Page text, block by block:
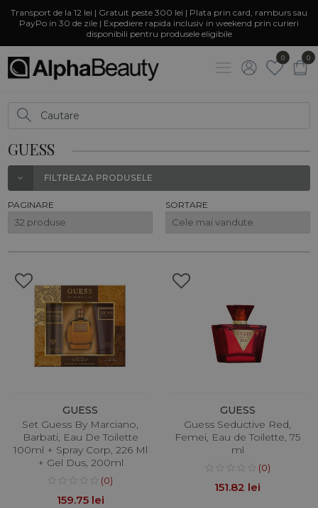
Transport de la 12 lei | Gratuit peste 300 lei | Plata prin card, ramburs sau
PayPo in 30 de zile | Expediere rapida inclusiv in weekend prin curieri
disponibili pentru produsele eligibile
0 0
GUESS
FILTREAZA PRODUSELE
PAGINARE SORTARE
GUESS
Set Guess By Marciano,
Barbati, Eau De Toilette
100ml + Spray Corp, 226 Ml
+ Gel Dus, 200ml
(0)
159.75 lei
GUESS
Guess Seductive Red,
Femei, Eau de Toilette, 75
ml
(0)
151.82 lei